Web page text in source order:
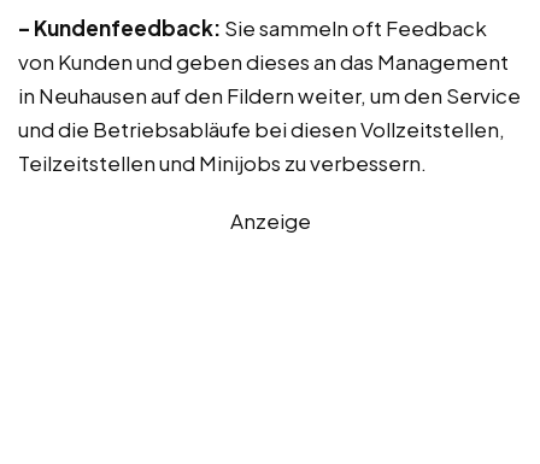
– Kundenfeedback: Sie sammeln oft Feedback
von Kunden und geben dieses an das Management
in Neuhausen auf den Fildern weiter, um den Service
und die Betriebsabläufe bei diesen Vollzeitstellen,
Teilzeitstellen und Minijobs zu verbessern.
Anzeige